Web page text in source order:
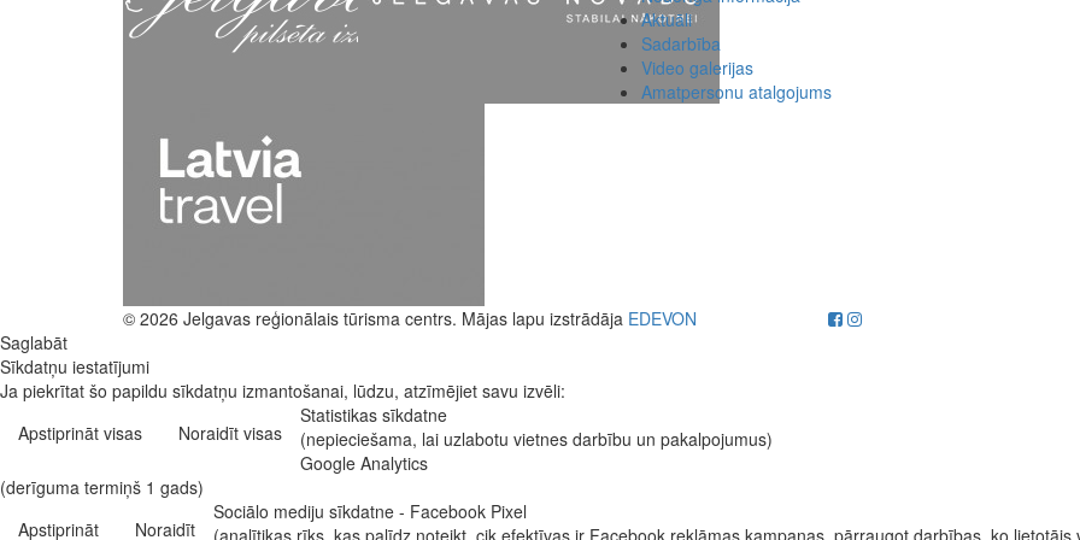
Aktuāli
Sadarbība
Video galerijas
Amatpersonu atalgojums
© 2026 Jelgavas reģionālais tūrisma centrs. Mājas lapu izstrādāja EDEVON
Saglabāt
Sīkdatņu iestatījumi
Ja piekrītat šo papildu sīkdatņu izmantošanai, lūdzu, atzīmējiet savu izvēli:
Apstiprināt visas
Noraidīt visas
Statistikas sīkdatne
(nepieciešama, lai uzlabotu vietnes darbību un pakalpojumus)
Google Analytics
(derīguma termiņš 1 gads)
Apstiprināt
Noraidīt
Sociālo mediju sīkdatne - Facebook Pixel
(analītikas rīks, kas palīdz noteikt, cik efektīvas ir Facebook reklāmas kampaņas, pārraugot darbības, ko lietotājs